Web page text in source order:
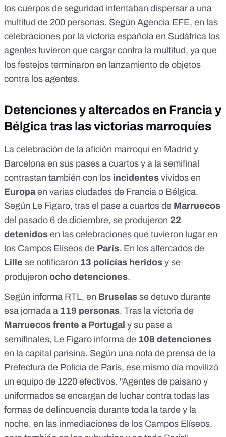
los cuerpos de seguridad intentaban dispersar a una
multitud de 200 personas. Según Agencia EFE, en las
celebraciones por la victoria española en Sudáfrica los
agentes tuvieron que cargar contra la multitud, ya que
los festejos terminaron en lanzamiento de objetos
contra los agentes.
Detenciones y altercados en Francia y
Bélgica tras las victorias marroquíes
La celebración de la afición marroquí en Madrid y
Barcelona en sus pases a cuartos y a la semifinal
contrastan también con los incidentes vividos en
Europaen varias ciudades de Francia o Bélgica.
Según Le Figaro, tras el pase a cuartos de Marruecos
del pasado 6 de diciembre, se produjeron 22
detenidos en las celebraciones que tuvieron lugar en
los Campos Elíseos de París. En los altercados de
Lille se notificaron 13 policías heridos y se
produjeron ocho detenciones.
Según informa RTL, en Bruselas se detuvo durante
esa jornada a 119 personas. Tras la victoria de
Marruecos frente a Portugal y su pase a
semifinales, Le Figaro informa de 108 detenciones
en la capital parisina. Según una nota de prensa de la
Prefectura de Policía de París, ese mismo día movilizó
un equipo de 1220 efectivos. "Agentes de paisano y
uniformados se encargan de luchar contra todas las
formas de delincuencia durante toda la tarde y la
noche, en las inmediaciones de los Campos Elíseos,